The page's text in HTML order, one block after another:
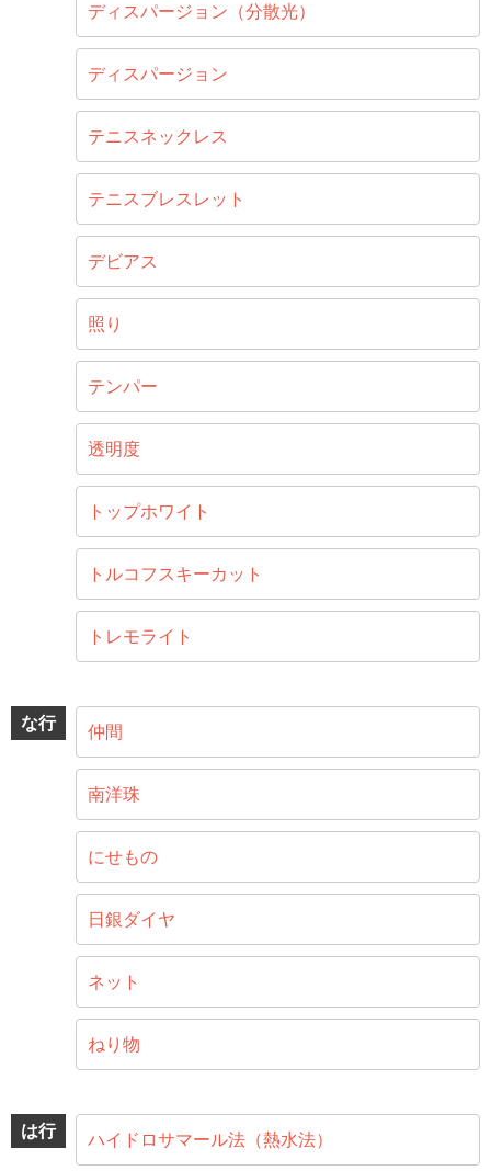
ディスパージョン（分散光）
ディスパージョン
テニスネックレス
テニスブレスレット
デビアス
照り
テンパー
透明度
トップホワイト
トルコフスキーカット
トレモライト
な行 仲間
南洋珠
にせもの
日銀ダイヤ
ネット
ねり物
は行 ハイドロサマール法（熱水法）